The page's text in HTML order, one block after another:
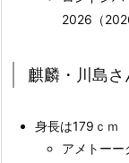
2026（
麒麟・川島さ
身長は179ｃｍ
アメトーー